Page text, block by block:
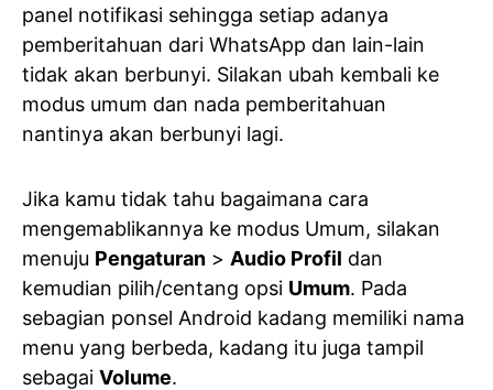
panel notifikasi sehingga setiap adanya
pemberitahuan dari WhatsApp dan lain-lain
tidak akan berbunyi. Silakan ubah kembali ke
modus umum dan nada pemberitahuan
nantinya akan berbunyi lagi.
Jika kamu tidak tahu bagaimana cara
mengemablikannya ke modus Umum, silakan
menuju Pengaturan > Audio Profil dan
kemudian pilih/centang opsi Umum. Pada
sebagian ponsel Android kadang memiliki nama
menu yang berbeda, kadang itu juga tampil
sebagai Volume.